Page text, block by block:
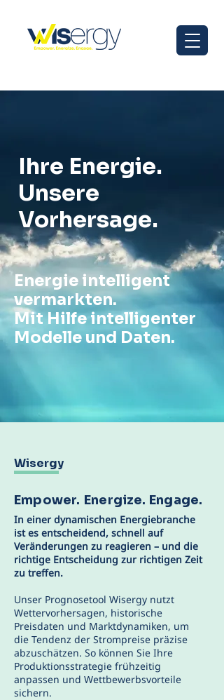
Ihre Energie.
Unsere
Vorhersage.
Energie intelligent
vermarkten.
Mit Hilfe intelligenter
Modelle und Daten.
Wisergy
Empower. Energize. Engage.
In einer dynamischen Energiebranche
ist es entscheidend, schnell auf
Veränderungen zu reagieren – und die
richtige Entscheidung zur richtigen Zeit
zu treffen.
Unser Prognosetool Wisergy nutzt
Wettervorhersagen, historische
Preisdaten und Marktdynamiken, um
die Tendenz der Strompreise präzise
abzuschätzen. So können Sie Ihre
Produktionsstrategie frühzeitig
anpassen und Wettbewerbsvorteile
sichern.